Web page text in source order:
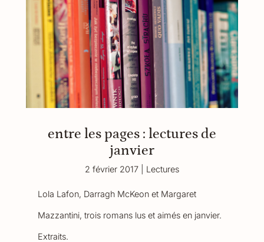
entre les pages : lectures de
janvier
2 février 2017| Lectures
Lola Lafon, Darragh McKeon et Margaret
Mazzantini, trois romans lus et aimés en janvier.
Extraits.